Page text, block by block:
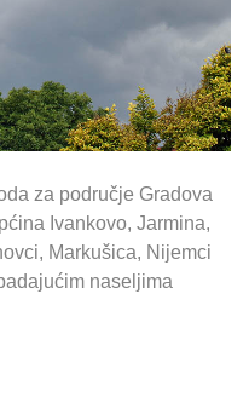
za područje Gradova
Ivankovo, Jarmina,
Markušica, Nijemci
naseljima